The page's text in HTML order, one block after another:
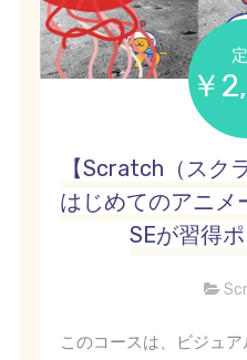
￥
【Scratch（スク
はじめてのアニメ
SEが習得
このコースは、ビジュア